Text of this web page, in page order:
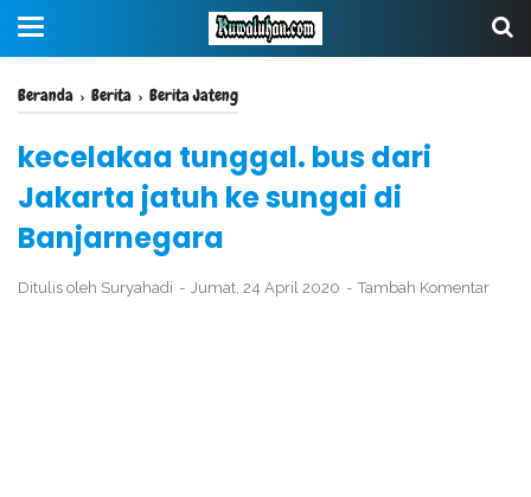
Beranda › Berita › Berita Jateng
kecelakaa tunggal. bus dari
Jakarta jatuh ke sungai di
Banjarnegara
Ditulis oleh Suryahadi Jumat, 24 April 2020 Tambah Komentar